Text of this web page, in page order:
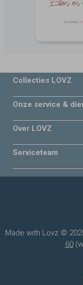
Collecties LOVZ
Onze service &
Over LOVZ
Serviceteam
Made with Lovz ©
60